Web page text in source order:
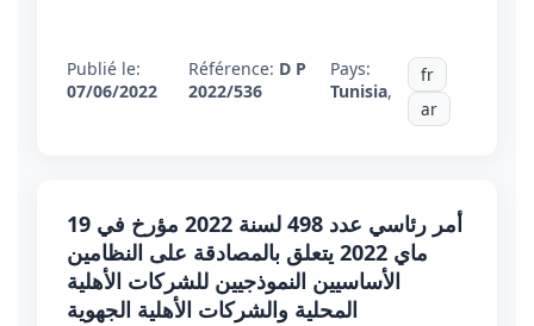
Publié le:
07/06/2022
Référence: D P
2022/536
Pays:
Tunisia,
fr
ar
أمر رئاسي عدد 498 لسنة 2022 مؤرخ في 19
ماي 2022 يتعلق بالمصادقة على النظامين
الأساسيين النموذجيين للشركات الأهلية
المحلية والشركات الأهلية الجهوية